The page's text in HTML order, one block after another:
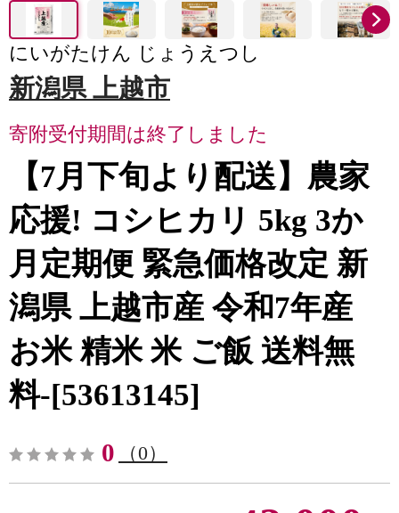
にいがたけん じょうえつし
新潟県 上越市
寄附受付期間は終了しました
【7月下旬より配送】農家
応援! コシヒカリ 5kg 3か
月定期便 緊急価格改定 新
潟県 上越市産 令和7年産
お米 精米 米 ご飯 送料無
料-[53613145]
0 （0）